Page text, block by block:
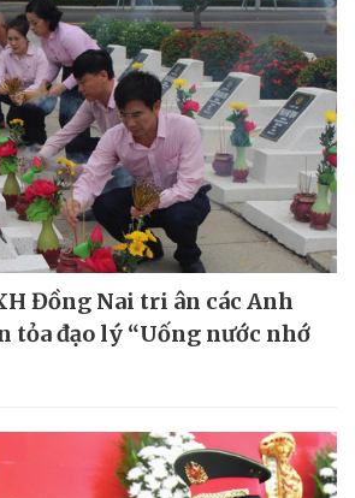
Đồng Nai tri ân các Anh
tỏa đạo lý “Uống nước nhớ